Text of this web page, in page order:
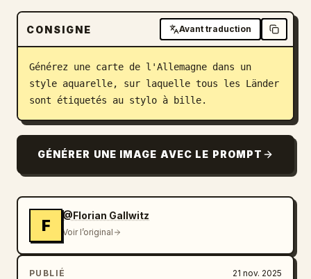
Blog
Mises à jour
CONSIGNE Avant traduction
Générez une carte de l'Allemagne dans un
style aquarelle, sur laquelle tous les Länder
sont étiquetés au stylo à bille.
GÉNÉRER UNE IMAGE AVEC LE PROMPT
F
@Florian Gallwitz
Voir l’original
PUBLIÉ 21 nov. 2025